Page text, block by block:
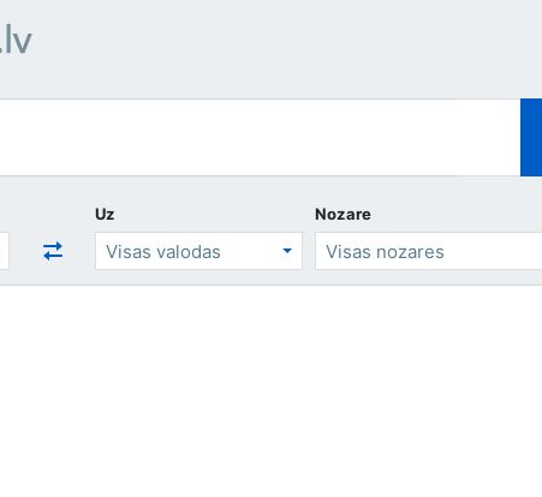
Uz
Nozare